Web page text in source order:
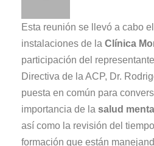
Esta reunión se llevó a cabo
instalaciones de la Clínica
participación del
Directiva de la ACP, Dr.
puesta en común para
importancia de la salud
así como la revisión del
formación que están